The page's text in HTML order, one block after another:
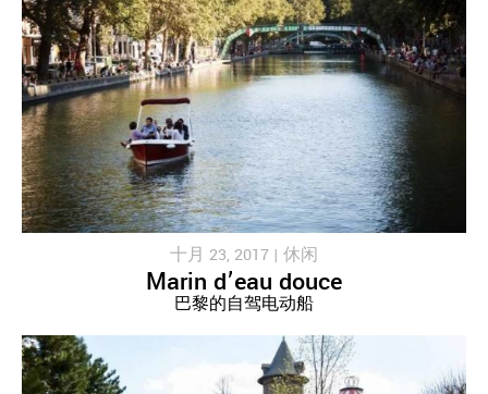
十月 23, 2017 | 休闲
Marin d’eau douce
巴黎的自驾电动船